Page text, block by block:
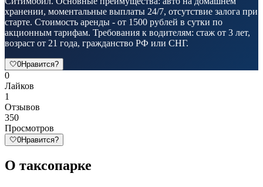
хранении, моментальные выплаты 24/7, отсутствие залога при
старте. Стоимость аренды - от 1500 рублей в сутки по
акционным тарифам. Требования к водителям: стаж от 3 лет,
возраст от 21 года, гражданство РФ или СНГ.
🤍0Нравится?
0
Лайков
1
Отзывов
350
Просмотров
🤍0Нравится?
О таксопарке